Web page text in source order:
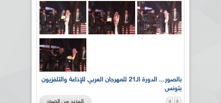
بالصور... الدورة الـ21 للمهرجان العربي للإذاعة والتلفزيون
بتونس
المزيد من الصور